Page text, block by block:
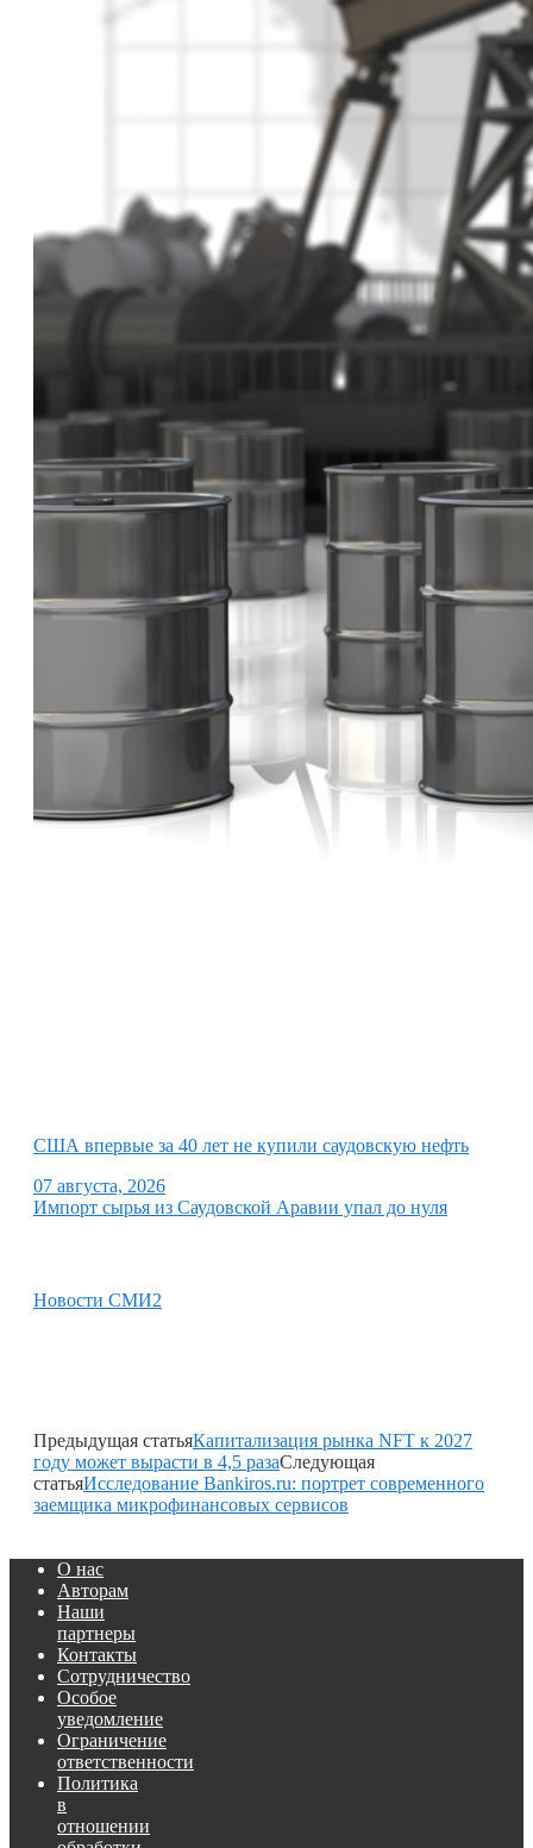
США впервые за 40 лет не купили саудовскую нефть
07 августа, 2026
Импорт сырья из Саудовской Аравии упал до нуля
Новости СМИ2
Предыдущая статьяКапитализация рынка NFT к 2027
году может вырасти в 4,5 разаСледующая
статьяИсследование Bankiros.ru: портрет современного
заемщика микрофинансовых сервисов
О нас
Авторам
Наши
партнеры
Контакты
Сотрудничество
Особое
уведомление
Ограничение
ответственности
Политика
в
отношении